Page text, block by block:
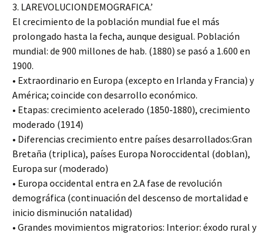
3. LAREVOLUCIONDEMOGRAFICA.’
El crecimiento de la población mundial fue el más
prolongado hasta la fecha, aunque desigual. Población
mundial: de 900 millones de hab. (1880) se pasó a 1.600 en
1900.
• Extraordinario en Europa (excepto en Irlanda y Francia) y
América; coincide con desarrollo económico.
• Etapas: crecimiento acelerado (1850‐1880), crecimiento
moderado (1914)
• Diferencias crecimiento entre países desarrollados:Gran
Bretaña (triplica), países Europa Noroccidental (doblan),
Europa sur (moderado)
• Europa occidental entra en 2.A fase de revolución
demográfica (continuación del descenso de mortalidad e
inicio disminución natalidad)
• Grandes movimientos migratorios: Interior: éxodo rural y